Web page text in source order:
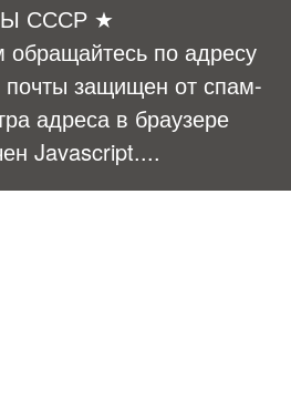
СССР ★
по адресу
почты защищен от спам-
адреса в браузере
Javascript....